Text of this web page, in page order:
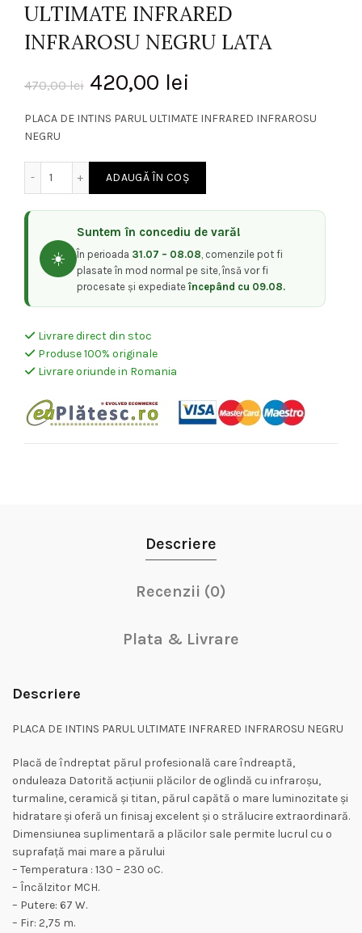
ULTIMATE INFRARED
INFRAROSU NEGRU LATA
470,00lei Prețul
inițial
fost:
470,00 lei.
420,00 lei
curent
420,00 lei.
PLACA DE INTINS PARUL ULTIMATE INFRARED INFRAROSU
NEGRU
Cantitate PLACA DE INTINS PARUL ULTIMATE INFRARED
ADAUGĂ ÎN COȘ
☀️
Suntem în concediu de vară!
În perioada 31.07 – 08.08, comenzile pot fi
plasate în mod normal pe site, însă vor fi
procesate și expediateîncepând cu 09.08.
Livrare direct din stoc
Produse 100% originale
Livrare oriunde in Romania
Descriere
Recenzii (0)
Plata & Livrare
Descriere
PLACA DE INTINS PARUL ULTIMATE INFRARED INFRAROSU NEGRU
Placă de îndreptat părul profesională care îndreaptă,
onduleaza Datorită acțiunii plăcilor de oglindă cu infraroșu,
turmaline, ceramică și titan, părul capătă o mare luminozitate și
hidratare și oferă un finisaj excelent și o strălucire extraordinară.
Dimensiunea suplimentară a plăcilor sale permite lucrul cu o
suprafață mai mare a părului
– Temperatura : 130 – 230 ºC.
– Încălzitor MCH.
– Putere: 67 W.
– Fir: 2,75 m.